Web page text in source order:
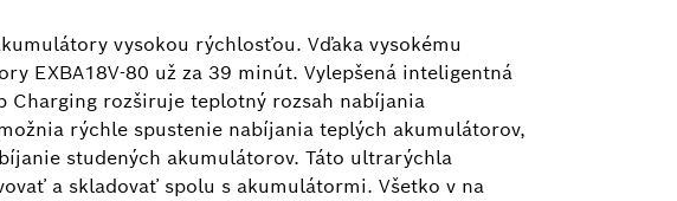
vysokou rýchlosťou. Vďaka vysokému
EXBA18V-80 už za 39 minút. Vylepšená inteligentná
Charging rozširuje teplotný rozsah nabíjania
rýchle spustenie nabíjania teplých akumulátorov,
studených akumulátorov. Táto ultrarýchla
a skladovať spolu s akumulátormi. Všetko v na